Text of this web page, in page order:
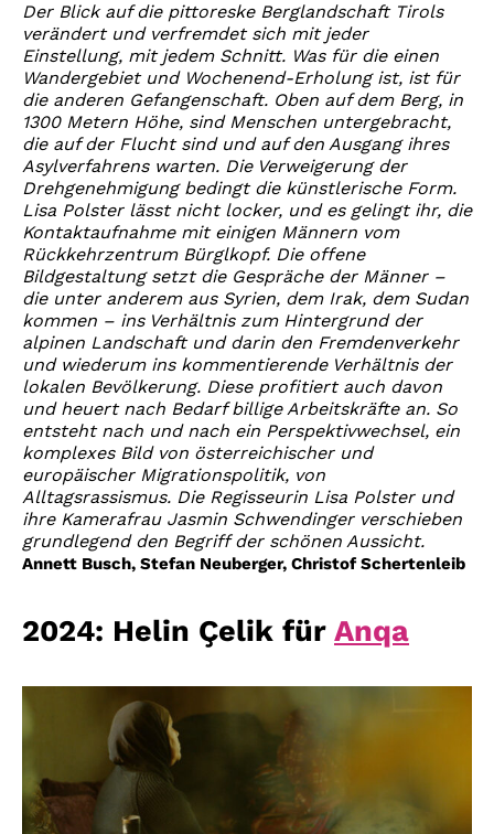
Der Blick auf die pittoreske Berglandschaft Tirols
verändert und verfremdet sich mit jeder
Einstellung, mit jedem Schnitt. Was für die einen
Wandergebiet und Wochenend-Erholung ist, ist für
die anderen Gefangenschaft. Oben auf dem Berg, in
1300 Metern Höhe, sind Menschen untergebracht,
die auf der Flucht sind und auf den Ausgang ihres
Asylverfahrens warten. Die Verweigerung der
Drehgenehmigung bedingt die künstlerische Form.
Lisa Polster lässt nicht locker, und es gelingt ihr, die
Kontaktaufnahme mit einigen Männern vom
Rückkehrzentrum Bürglkopf. Die offene
Bildgestaltung setzt die Gespräche der Männer –
die unter anderem aus Syrien, dem Irak, dem Sudan
kommen – ins Verhältnis zum Hintergrund der
alpinen Landschaft und darin den Fremdenverkehr
und wiederum ins kommentierende Verhältnis der
lokalen Bevölkerung. Diese profitiert auch davon
und heuert nach Bedarf billige Arbeitskräfte an. So
entsteht nach und nach ein Perspektivwechsel, ein
komplexes Bild von österreichischer und
europäischer Migrationspolitik, von
Alltagsrassismus. Die Regisseurin Lisa Polster und
ihre Kamerafrau Jasmin Schwendinger verschieben
grundlegend den Begriff der schönen Aussicht.
Annett Busch, Stefan Neuberger, Christof Schertenleib
2024: Helin Çelik für Anqa